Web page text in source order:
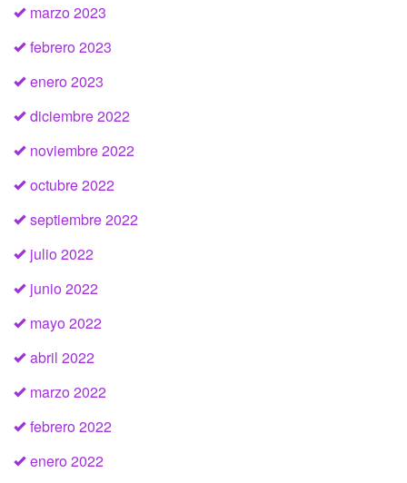
marzo 2023
febrero 2023
enero 2023
diciembre 2022
noviembre 2022
octubre 2022
septiembre 2022
julio 2022
junio 2022
mayo 2022
abril 2022
marzo 2022
febrero 2022
enero 2022